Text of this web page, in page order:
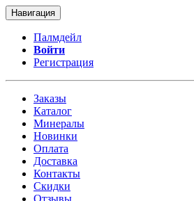
Навигация
Палмдейл
Войти
Регистрация
Заказы
Каталог
Минералы
Новинки
Оплата
Доставка
Контакты
Скидки
Отзывы